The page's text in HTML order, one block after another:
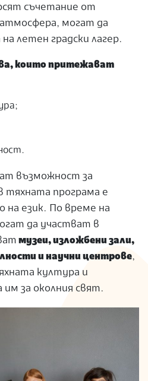
съчетание от
могат да
летен градски лагер.
които притежават
възможност за
тяхната програма е
на език. По време на
да участват в
музеи, изложбени зали,
и научни центрове,
култура и
за околния свят.